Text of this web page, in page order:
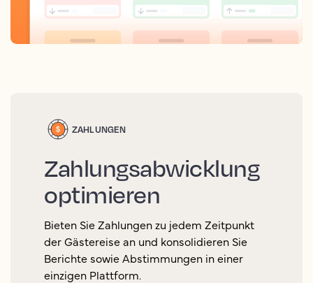
ZAHLUNGEN
Zahlungsabwicklung
optimieren
Bieten Sie Zahlungen zu jedem Zeitpunkt
der Gästereise an und konsolidieren Sie
Berichte sowie Abstimmungen in einer
einzigen Plattform.